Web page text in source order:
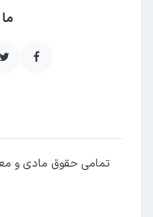
تمامی حقوق مادی و